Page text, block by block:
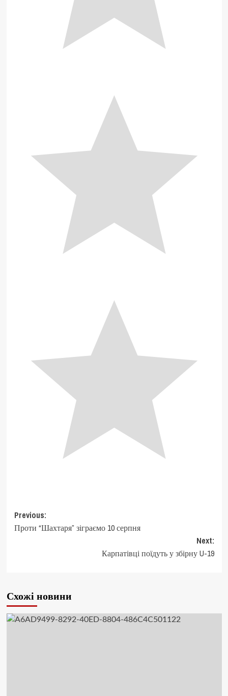
Post
navigation
Previous:
Проти “Шахтаря” зіграємо 10 серпня
Next:
Карпатівці поїдуть у збірну U-19
Схожі новини